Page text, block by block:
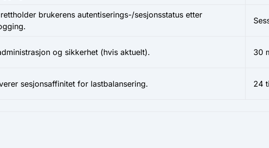
brukerens autentiserings-/sesjonsstatus etter
og sikkerhet (hvis aktuelt). 30
sesjonsaffinitet for lastbalansering. 24